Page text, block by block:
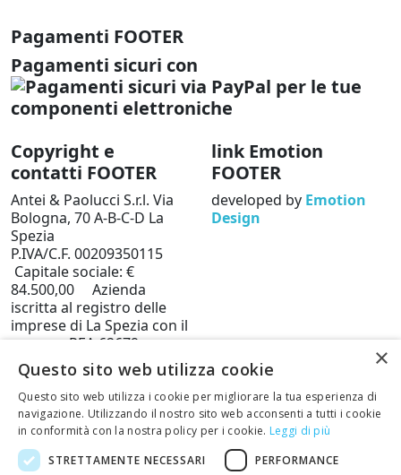
Pagamenti FOOTER
Pagamenti sicuri con
Copyright e
contatti FOOTER
Antei & Paolucci S.r.l. Via
Bologna, 70 A-B-C-D La
Spezia
P.IVA/C.F. 00209350115
Capitale sociale: €
84.500,00 Azienda
iscritta al registro delle
imprese di La Spezia con il
numero REA 62679
Privacy policy
Cookie
Policy
Telefono: 0187 502359
Scrivi una mail al nostro
staff +
link Emotion
FOOTER
developed by Emotion
Design
×
Questo sito web utilizza cookie
Questo sito web utilizza i cookie per migliorare la tua esperienza di
navigazione. Utilizzando il nostro sito web acconsenti a tutti i cookie
in conformità con la nostra policy per i cookie. Leggi di più
STRETTAMENTE NECESSARI
PERFORMANCE